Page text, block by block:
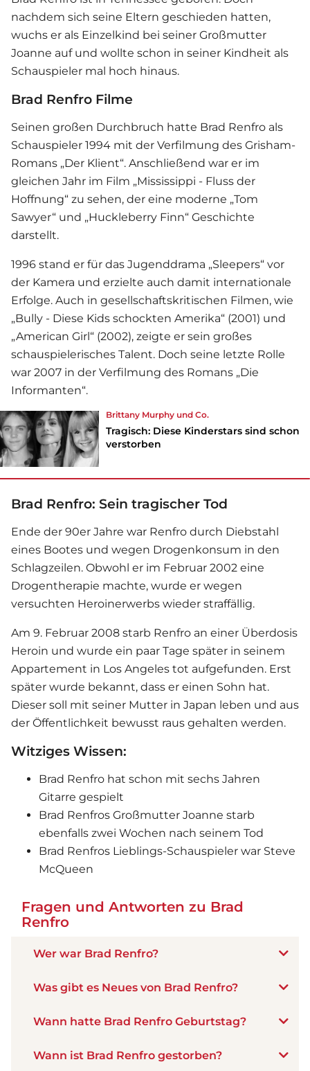
nachdem sich seine Eltern geschieden hatten,
wuchs er als Einzelkind bei seiner Großmutter
Joanne auf und wollte schon in seiner Kindheit als
Schauspieler mal hoch hinaus.
Brad Renfro Filme
Seinen großen Durchbruch hatte Brad Renfro als
Schauspieler 1994 mit der Verfilmung des Grisham-
Romans „Der Klient“. Anschließend war er im
gleichen Jahr im Film „Mississippi - Fluss der
Hoffnung“ zu sehen, der eine moderne „Tom
Sawyer“ und „Huckleberry Finn“ Geschichte
darstellt.
1996 stand er für das Jugenddrama „Sleepers“ vor
der Kamera und erzielte auch damit internationale
Erfolge. Auch in gesellschaftskritischen Filmen, wie
„Bully - Diese Kids schockten Amerika“ (2001) und
„American Girl“ (2002), zeigte er sein großes
schauspielerisches Talent. Doch seine letzte Rolle
war 2007 in der Verfilmung des Romans „Die
Informanten“.
Brittany Murphy und Co.
Tragisch: Diese Kinderstars sind schon
verstorben
Brad Renfro: Sein tragischer Tod
Ende der 90er Jahre war Renfro durch Diebstahl
eines Bootes und wegen Drogenkonsum in den
Schlagzeilen. Obwohl er im Februar 2002 eine
Drogentherapie machte, wurde er wegen
versuchten Heroinerwerbs wieder straffällig.
Am 9. Februar 2008 starb Renfro an einer Überdosis
Heroin und wurde ein paar Tage später in seinem
Appartement in Los Angeles tot aufgefunden. Erst
später wurde bekannt, dass er einen Sohn hat.
Dieser soll mit seiner Mutter in Japan leben und aus
der Öffentlichkeit bewusst raus gehalten werden.
Witziges Wissen:
Brad Renfro hat schon mit sechs Jahren
Gitarre gespielt
Brad Renfros Großmutter Joanne starb
ebenfalls zwei Wochen nach seinem Tod
Brad Renfros Lieblings-Schauspieler war Steve
McQueen
Fragen und Antworten zu Brad
Renfro
Wer war Brad Renfro?
Was gibt es Neues von Brad Renfro?
Wann hatte Brad Renfro Geburtstag?
Wann ist Brad Renfro gestorben?